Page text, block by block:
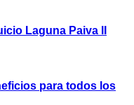
Laguna Paiva II
para todos los